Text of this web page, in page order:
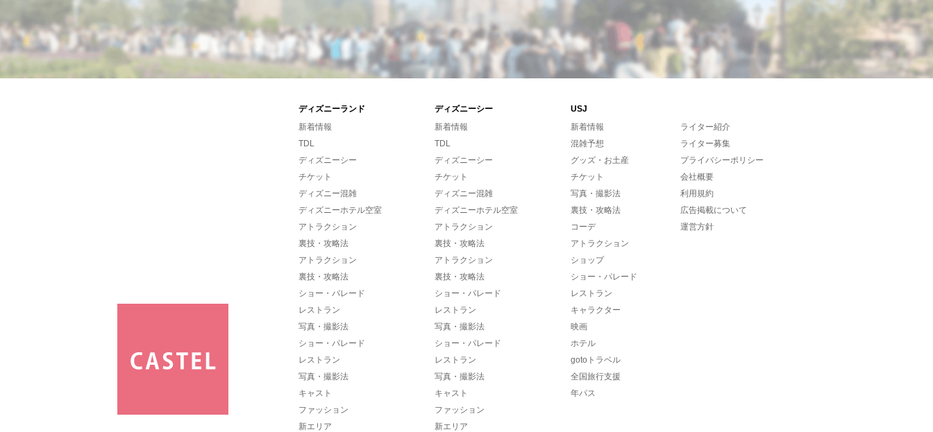
ディズニーランド ディズニーシー
USJ
新着情報
TDL
ディズニーシー
チケット
ディズニー混雑
ディズニーホテル空室
アトラクション
裏技・攻略法
アトラクション
裏技・攻略法
ショー・パレード
レストラン
写真・撮影法
ショー・パレード
レストラン
写真・撮影法
キャスト
ファッション
新エリア
新着情報
TDL
ディズニーシー
チケット
ディズニー混雑
ディズニーホテル空室
アトラクション
裏技・攻略法
アトラクション
裏技・攻略法
ショー・パレード
レストラン
写真・撮影法
ショー・パレード
レストラン
写真・撮影法
キャスト
ファッション
新エリア
新着情報
混雑予想
グッズ・お土産
チケット
写真・撮影法
裏技・攻略法
コーデ
アトラクション
ショップ
ショー・パレード
レストラン
キャラクター
映画
ホテル
gotoトラベル
全国旅行支援
年パス
ライター紹介
ライター募集
プライバシーポリシー
会社概要
利用規約
広告掲載について
運営方針